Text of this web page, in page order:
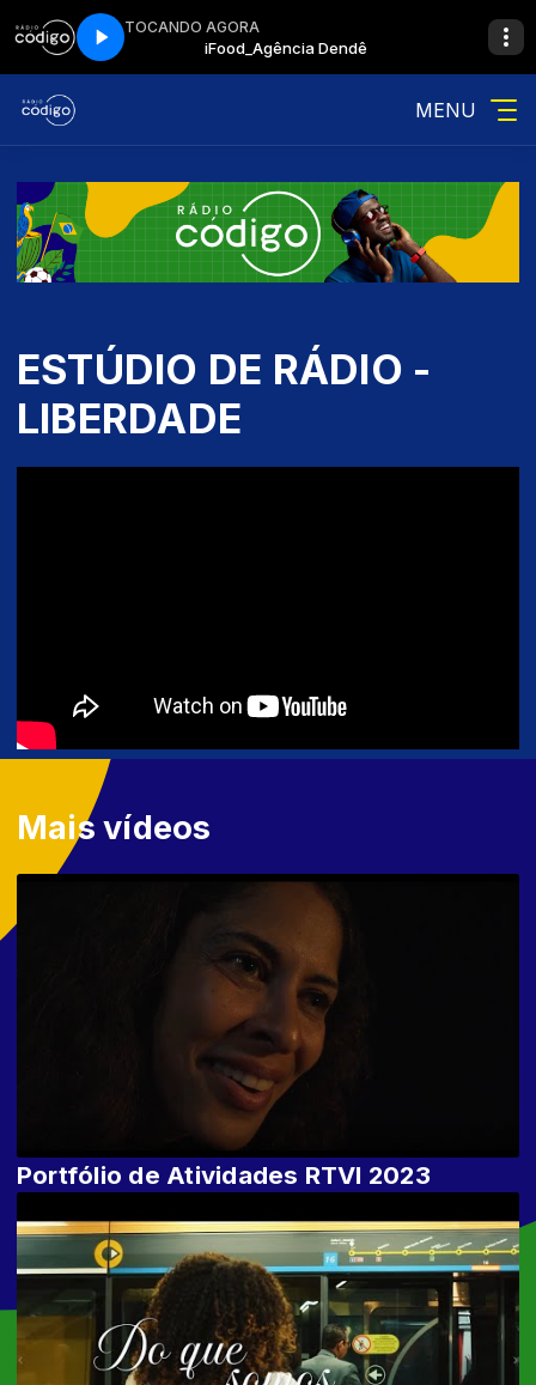
TOCANDO AGORA
iFood_Agência Dendê
MENU
ESTÚDIO DE RÁDIO -
LIBERDADE
Mais vídeos
Portfólio de Atividades RTVI 2023